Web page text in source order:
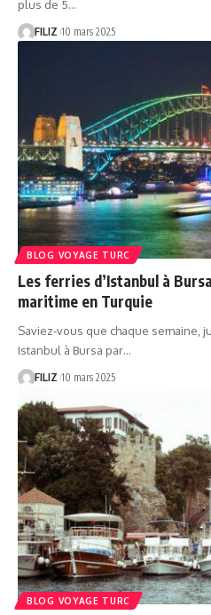
plus de 5…
FILIZ 10 mars 2025
BLOG VOYAGE TURC
Les ferries d’Istanbul à
maritime en Turquie
Saviez-vous que chaque semaine,
Istanbul à Bursa par…
FILIZ 10 mars 2025
BLOG VOYAGE TURC